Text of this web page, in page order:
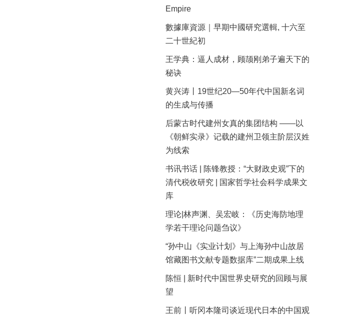
Empire
數據庫資源｜早期中國研究選輯, 十六至
二十世紀初
王学典：逼人成材，顾颉刚弟子遍天下的
秘诀
黄兴涛丨19世纪20—50年代中国新名词
的生成与传播
后蒙古时代建州女真的集团结构 ——以
《朝鲜实录》记载的建州卫领主阶层汉姓
为线索
书讯书话 | 陈锋教授：“大财政史观”下的
清代税收研究 | 国家哲学社会科学成果文
库
理论|林声渊、吴宏岐：《历史海防地理
学若干理论问题刍议》
“孙中山《实业计划》与上海孙中山故居
馆藏图书文献专题数据库”二期成果上线
陈恒 | 新时代中国世界史研究的回顾与展
望
王前丨听冈本隆司谈近现代日本的中国观